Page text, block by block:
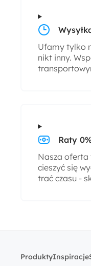
Ufamy tylko
nikt inny.
Raty
Nasza oferta
cieszyć się
trać czasu -
ProduktyInspiracje